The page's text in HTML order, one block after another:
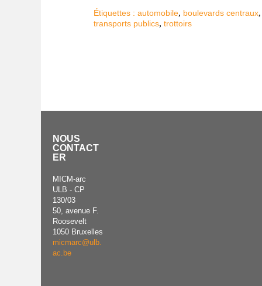
Étiquettes : automobile, boulevards centraux
transports publics, trottoirs
NOUS
CONTACT
ER
MICM-arc
ULB - CP
130/03
50, avenue F.
Roosevelt
1050 Bruxelles
micmarc@ulb.
ac.be